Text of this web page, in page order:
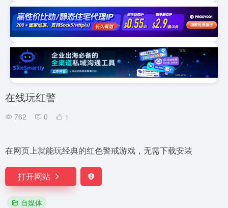
在线玩红警
762 0 1
在网页上就能玩经典的红色警戒游戏，无需下载安装
打开网站
自媒体